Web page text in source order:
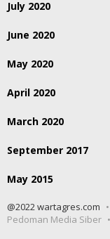
July 2020
June 2020
May 2020
April 2020
March 2020
September 2017
May 2015
@2022 wartagres.com
Pedoman Media Siber